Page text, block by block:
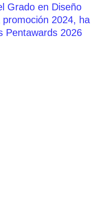
Grado en Diseño
2024, ha
Pentawards 2026